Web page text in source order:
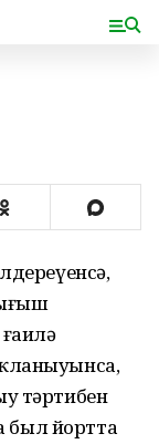
тәртибен
был йортта